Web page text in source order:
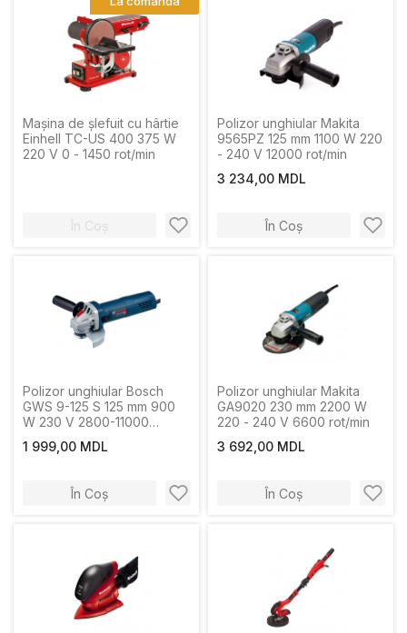
Maşina de şlefuit cu hârtie
Einhell TC-US 400 375 W
220 V 0 - 1450 rot/min
În Coș
Polizor unghiular Makita
9565PZ 125 mm 1100 W 220
- 240 V 12000 rot/min
3 234,00 MDL
În Coș
Polizor unghiular Bosch
GWS 9-125 S 125 mm 900
W 230 V 2800-11000
1 999,00 MDL
În Coș
Polizor unghiular Makita
GA9020 230 mm 2200 W
220 - 240 V 6600 rot/min
3 692,00 MDL
În Coș